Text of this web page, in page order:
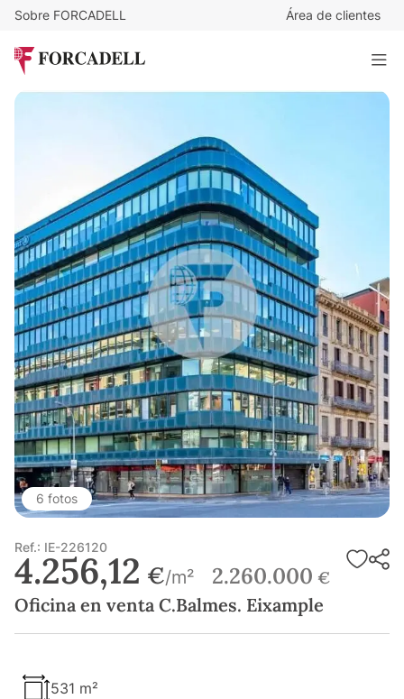
Sobre FORCADELL Área de clientes
Oficina en venta C.Balmes. Eixample
531 m²
6 fotos
Ref.: IE-226120
4.256,12 €/m² 2.260.000 €
Oficina en venta C.Balmes. Eixample
531 m²